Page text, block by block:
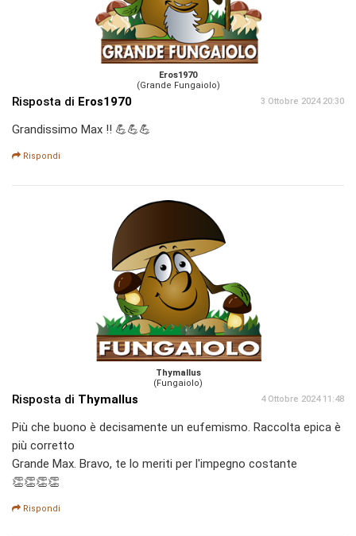
Eros1970
(Grande Fungaiolo)
Risposta di Eros1970 3 Ottobre 2024 20:30
Grandissimo Max !! 💪💪💪
Rispondi
Thymallus
(Fungaiolo)
Risposta di Thymallus 4 Ottobre 2024 11:48
Più che buono è decisamente un eufemismo. Raccolta epica è
più corretto
Grande Max. Bravo, te lo meriti per l'impegno costante
👏👏👏👏
Rispondi